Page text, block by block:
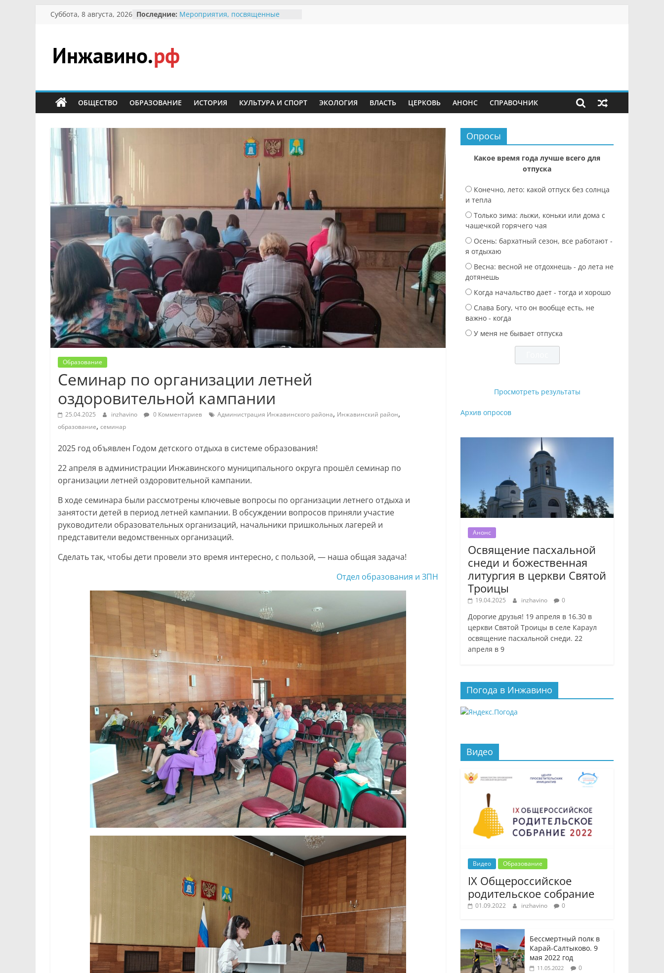
Перейти
Суббота, 8 августа, 2026 Последние: заповедника родились крапчатые
Александре Николаевне
Кирсановой
Безопасность в сети Интернет
Инжавино.рф
сельский
портал
ОБЩЕСТВО ОБРАЗОВАНИЕ ИСТОРИЯ КУЛЬТУРА И СПОРТ ЭКОЛОГИЯ ВЛАСТЬ ЦЕРКОВЬ АНОНС СПРАВОЧНИК
Образование
Семинар по организации летней
оздоровительной кампании
25.04.2025 inzhavino 0 Комментариев Администрация Инжавинского района, Инжавинский район,
образование, семинар
2025 год объявлен Годом детского отдыха в системе образования!
22 апреля в администрации Инжавинского муниципального округа прошёл семинар по
организации летней оздоровительной кампании.
В ходе семинара были рассмотрены ключевые вопросы по организации летнего отдыха и
занятости детей в период летней кампании. В обсуждении вопросов приняли участие
руководители образовательных организаций, начальники пришкольных лагерей и
представители ведомственных организаций.
Сделать так, чтобы дети провели это время интересно, с пользой, — наша общая задача!
Отдел образования и ЗПН
Опросы
Какое время года лучше всего для
отпуска
Конечно, лето: какой отпуск без солнца
и тепла
Только зима: лыжи, коньки или дома с
чашечкой горячего чая
Осень: бархатный сезон, все работают -
я отдыхаю
Весна: весной не отдохнешь - до лета не
дотянешь
Когда начальство дает - тогда и хорошо
Слава Богу, что он вообще есть, не
важно - когда
У меня не бывает отпуска
Просмотреть результаты
Архив опросов
Анонс
Освящение пасхальной
снеди и божественная
литургия в церкви Святой
Троицы
19.04.2025 inzhavino 0
Дорогие друзья! 19 апреля в 16.30 в
церкви Святой Троицы в селе Караул
освящение пасхальной снеди. 22
апреля в 9
Погода в Инжавино
Видео
Видео Образование
IX Общероссийское
родительское собрание
01.09.2022 inzhavino 0
Бессмертный полк в
Карай-Салтыково. 9
мая 2022 год
11.05.2022 0